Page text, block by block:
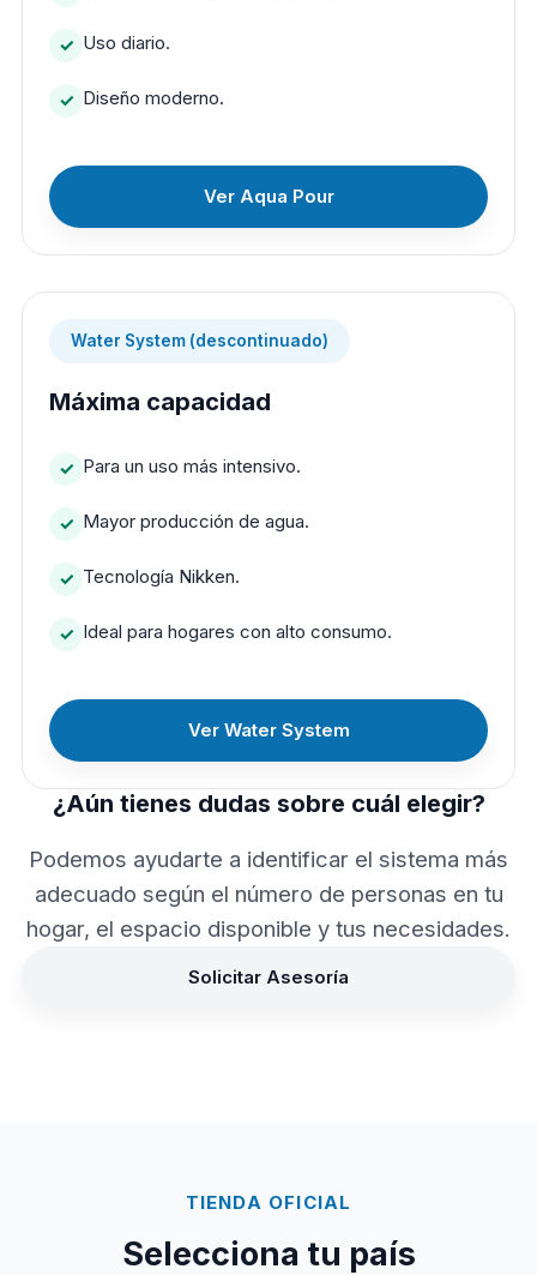
Uso diario.
Diseño moderno.
Ver Aqua Pour
Water System (descontinuado)
Máxima capacidad
Para un uso más intensivo.
Mayor producción de agua.
Tecnología Nikken.
Ideal para hogares con alto consumo.
Ver Water System
¿Aún tienes dudas sobre cuál elegir?
Podemos ayudarte a identificar el sistema más
adecuado según el número de personas en tu
hogar, el espacio disponible y tus necesidades.
Solicitar Asesoría
TIENDA OFICIAL
Selecciona tu país